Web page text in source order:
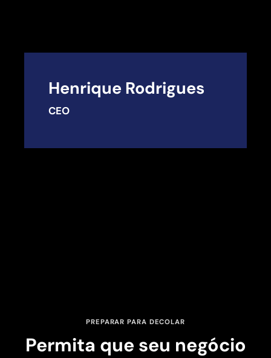
Henrique Rodrigues
CEO
PREPARAR PARA DECOLAR
Permita que seu negócio